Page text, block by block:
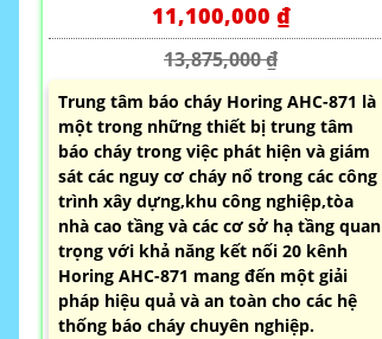
11,100,000 ₫
13,875,000 ₫
Trung tâm báo cháy Horing AHC-871 là
một trong những thiết bị trung tâm
báo cháy trong việc phát hiện và giám
sát các nguy cơ cháy nổ trong các công
trình xây dựng,khu công nghiệp,tòa
nhà cao tầng và các cơ sở hạ tầng quan
trọng với khả năng kết nối 20 kênh
Horing AHC-871 mang đến một giải
pháp hiệu quả và an toàn cho các hệ
thống báo cháy chuyên nghiệp.